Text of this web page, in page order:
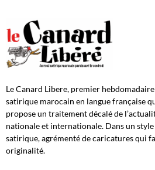
Le Canard Libere, premier hebdomadaire
satirique marocain en langue française
propose un traitement décalé de
nationale et internationale. Dans un style
satirique, agrémenté de caricatures qui
originalité.